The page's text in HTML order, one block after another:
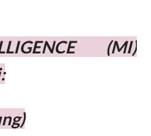
(MI)